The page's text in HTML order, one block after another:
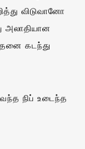
விடுவானோ
அலாதியான
கடந்து
நிப் உடைந்த